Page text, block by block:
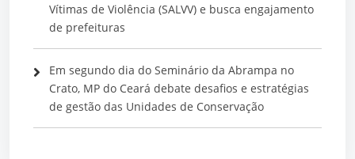
Vítimas de Violência (SALVV) e busca engajamento
de prefeituras
Em segundo dia do Seminário da Abrampa no
Crato, MP do Ceará debate desafios e estratégias
de gestão das Unidades de Conservação